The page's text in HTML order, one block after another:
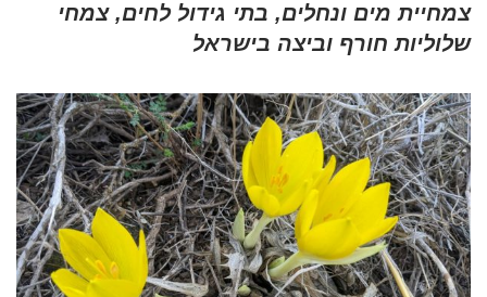
צמחיית מים ונחלים, בתי גידול לחים, צמחי
שלוליות חורף וביצה בישראל